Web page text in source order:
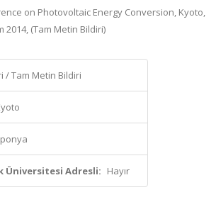
on Photovoltaic Energy Conversion, Kyoto,
2014, (Tam Metin Bildiri)
/ Tam Metin Bildiri
Üniversitesi Adresli: Hayır